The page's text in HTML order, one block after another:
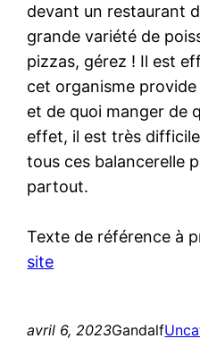
devant un restaurant
grande variété de
pizzas, gérez ! Il est
cet organisme
et de quoi manger de
effet, il est très
tous ces balancerelle
partout.
Texte de référence à
site
avril 6, 2023Gandalf